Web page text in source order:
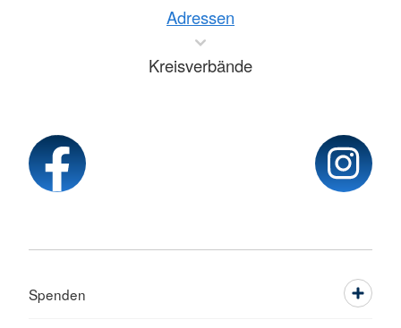
Adressen
Kreisverbände
Spenden